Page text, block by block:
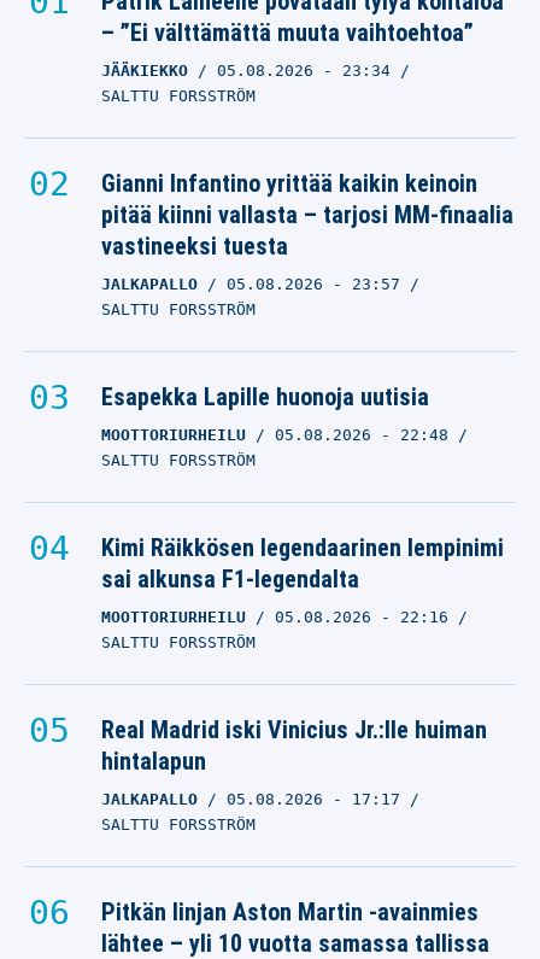
– ”Ei välttämättä muuta vaihtoehtoa”
JÄÄKIEKKO 05.08.2026 - 23:34
SALTTU FORSSTRÖM
Gianni Infantino yrittää kaikin keinoin
pitää kiinni vallasta – tarjosi MM-finaalia
vastineeksi tuesta
JALKAPALLO 05.08.2026 - 23:57
SALTTU FORSSTRÖM
Esapekka Lapille huonoja uutisia
MOOTTORIURHEILU 05.08.2026 - 22:48
SALTTU FORSSTRÖM
Kimi Räikkösen legendaarinen lempinimi
sai alkunsa F1-legendalta
MOOTTORIURHEILU 05.08.2026 - 22:16
SALTTU FORSSTRÖM
Real Madrid iski Vinicius Jr.:lle huiman
hintalapun
JALKAPALLO 05.08.2026 - 17:17
SALTTU FORSSTRÖM
Pitkän linjan Aston Martin -avainmies
lähtee – yli 10 vuotta samassa tallissa